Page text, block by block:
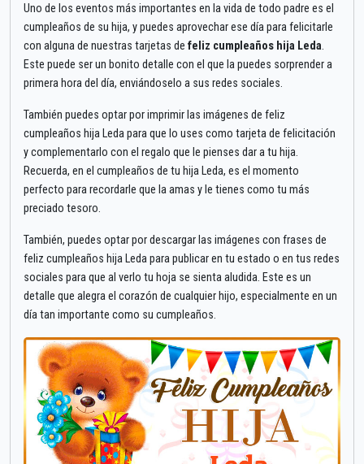
Uno de los eventos más importantes en la vida de todo padre es el
cumpleaños de su hija, y puedes aprovechar ese día para felicitarle
con alguna de nuestras tarjetas de feliz cumpleaños hija Leda.
Este puede ser un bonito detalle con el que la puedes sorprender a
primera hora del día, enviándoselo a sus redes sociales.
También puedes optar por imprimir las imágenes de feliz
cumpleaños hija Leda para que lo uses como tarjeta de felicitación
y complementarlo con el regalo que le pienses dar a tu hija.
Recuerda, en el cumpleaños de tu hija Leda, es el momento
perfecto para recordarle que la amas y le tienes como tu más
preciado tesoro.
También, puedes optar por descargar las imágenes con frases de
feliz cumpleaños hija Leda para publicar en tu estado o en tus redes
sociales para que al verlo tu hoja se sienta aludida. Este es un
detalle que alegra el corazón de cualquier hijo, especialmente en un
día tan importante como su cumpleaños.